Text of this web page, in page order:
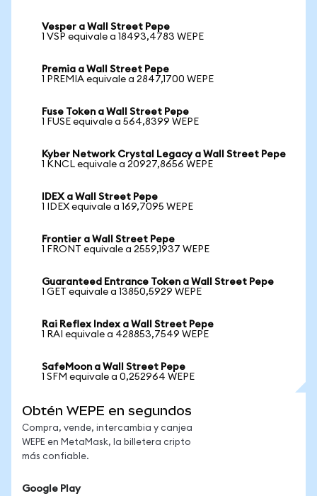
Vesper a Wall Street Pepe
1 VSP equivale a 18493,4783 WEPE
Premia a Wall Street Pepe
1 PREMIA equivale a 2847,1700 WEPE
Fuse Token a Wall Street Pepe
1 FUSE equivale a 564,8399 WEPE
Kyber Network Crystal Legacy a Wall Street Pepe
1 KNCL equivale a 20927,8656 WEPE
IDEX a Wall Street Pepe
1 IDEX equivale a 169,7095 WEPE
Frontier a Wall Street Pepe
1 FRONT equivale a 2559,1937 WEPE
Guaranteed Entrance Token a Wall Street Pepe
1 GET equivale a 13850,5929 WEPE
Rai Reflex Index a Wall Street Pepe
1 RAI equivale a 428853,7549 WEPE
SafeMoon a Wall Street Pepe
1 SFM equivale a 0,252964 WEPE
Obtén WEPE en segundos
Compra, vende, intercambia y canjea
WEPE en MetaMask, la billetera cripto
más confiable.
Google Play